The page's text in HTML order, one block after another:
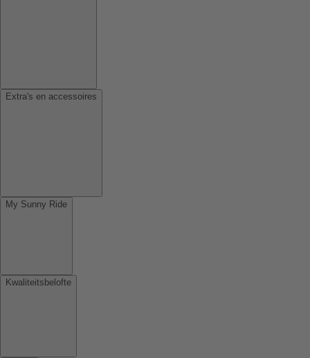
Extra's en accessoires
My Sunny Ride
Kwaliteitsbelofte